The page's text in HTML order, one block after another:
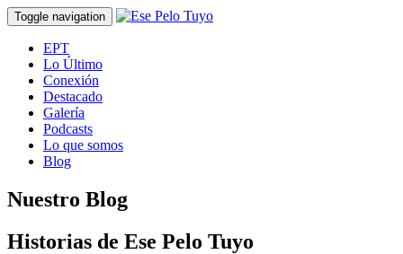
Toggle navigation
EPT
Lo Último
Conexión
Destacado
Galería
Podcasts
Lo que somos
Blog
Nuestro Blog
Historias de Ese Pelo Tuyo